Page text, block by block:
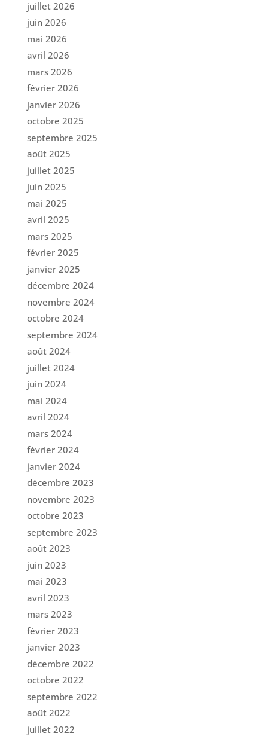
juillet 2026
juin 2026
mai 2026
avril 2026
mars 2026
février 2026
janvier 2026
octobre 2025
septembre 2025
août 2025
juillet 2025
juin 2025
mai 2025
avril 2025
mars 2025
février 2025
janvier 2025
décembre 2024
novembre 2024
octobre 2024
septembre 2024
août 2024
juillet 2024
juin 2024
mai 2024
avril 2024
mars 2024
février 2024
janvier 2024
décembre 2023
novembre 2023
octobre 2023
septembre 2023
août 2023
juin 2023
mai 2023
avril 2023
mars 2023
février 2023
janvier 2023
décembre 2022
octobre 2022
septembre 2022
août 2022
juillet 2022